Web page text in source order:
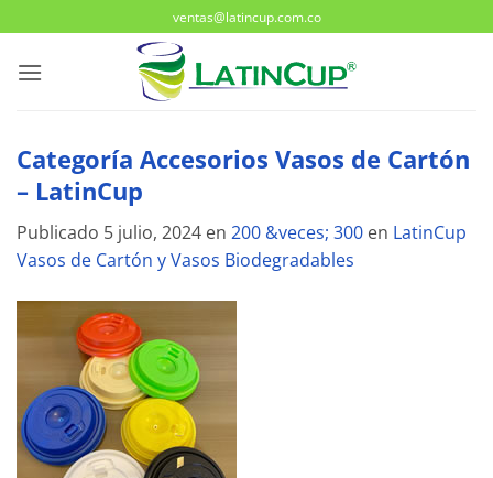
al
contenido
ventas@latincup.com.co
Categoría Accesorios Vasos de Cartón
– LatinCup
Publicado 5 julio, 2024 en 200 &veces; 300 en LatinCup
Vasos de Cartón y Vasos Biodegradables